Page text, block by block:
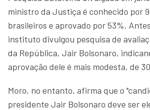
ministro da Justiça é conhecido por
brasileiros e aprovado por 53%.
instituto divulgou pesquisa de
da República, Jair Bolsonaro,
aprovação dele é mais modesta, de
Moro, no entanto, afirma que o
presidente Jair Bolsonaro deve ser